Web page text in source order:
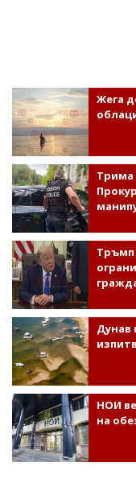
Жега
Трима
Тръмп
Дунав
НОИ
на